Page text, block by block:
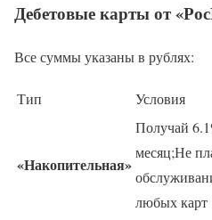
Дебетовые карты от
Все суммы указаны в рублях:
Тип Условия
«Накопительная»
Получай
месяц;Не
любых карт